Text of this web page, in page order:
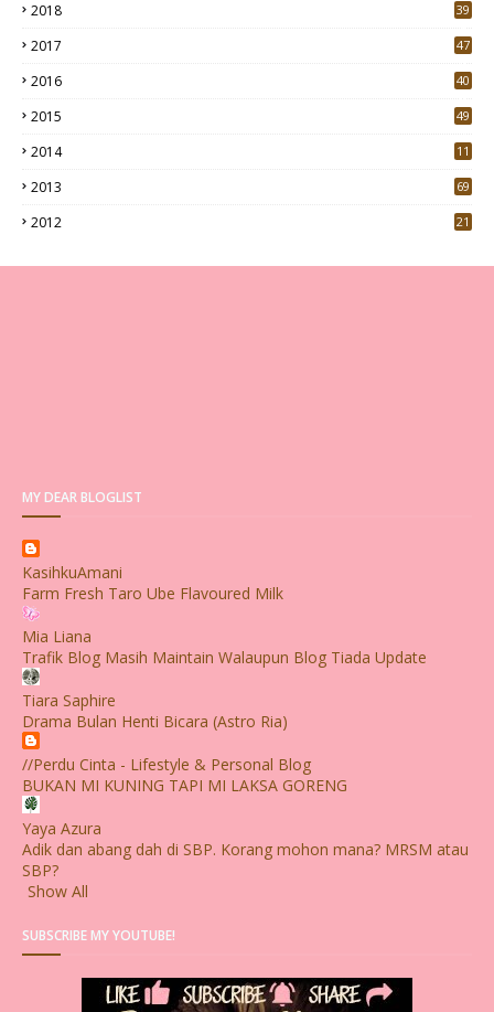
2018
39
2017
47
2016
40
2015
49
2014 11
2013 69
2012 21
MY DEAR BLOGLIST
KasihkuAmani
Farm Fresh Taro Ube Flavoured Milk
Mia Liana
Trafik Blog Masih Maintain Walaupun Blog Tiada Update
Tiara Saphire
Drama Bulan Henti Bicara (Astro Ria)
//Perdu Cinta - Lifestyle & Personal Blog
BUKAN MI KUNING TAPI MI LAKSA GORENG
Yaya Azura
Adik dan abang dah di SBP. Korang mohon mana? MRSM atau
SBP?
Show All
SUBSCRIBE MY YOUTUBE!